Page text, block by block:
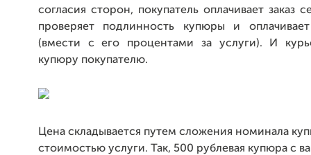
согласия сторон, покупатель оплачивает заказ
проверяет подлинность купюры и
(вмести с его процентами за услуги). И
купюру покупателю.
Цена складывается путем сложения номинала
стоимостью услуги. Так, 500 рублевая купюра с